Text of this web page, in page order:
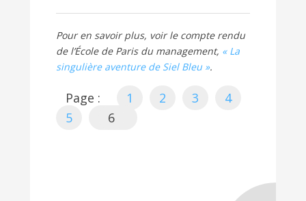
Pour en savoir plus, voir le compte rendu
de l’École de Paris du management, « La
singulière aventure de Siel Bleu ».
Page : 1 2 3
4
5
6